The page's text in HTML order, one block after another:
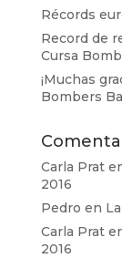
Récords
Record de
Cursa
¡Muchas
Bombers
Carla Prat
2016
Pedro en
Carla Prat
2016